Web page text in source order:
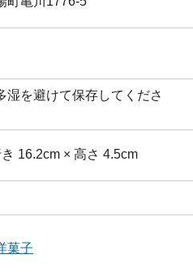
湿を避けて保存してくださ
16.2cm × 高さ 4.5cm
菓子